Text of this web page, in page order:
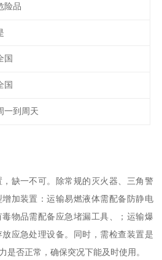
险品
国
国
一到周天
缺一不可。除常规的灭火器、三角警
加装置：运输易燃液体需配备防静电
物品需配备应急堵漏工具、；运输爆
应急处理设备。同时，需检查装置是
是否正常，确保突况下能及时使用。​